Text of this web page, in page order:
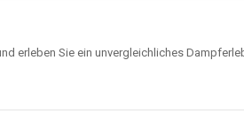
erleben Sie ein unvergleichliches